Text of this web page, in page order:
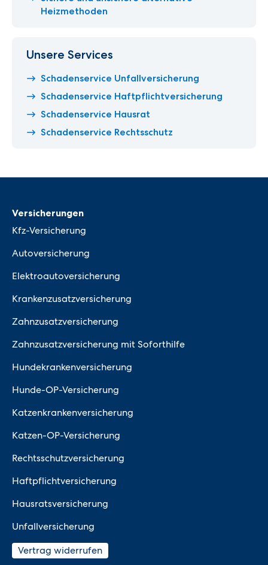
Heizmethoden
Unsere Services
Schadenservice Unfallversicherung
Schadenservice Haftpflichtversicherung
Schadenservice Hausrat
Schadenservice Rechtsschutz
Versicherungen
Kfz-Versicherung
Autoversicherung
Elektroautoversicherung
Krankenzusatzversicherung
Zahnzusatzversicherung
Zahnzusatzversicherung mit Soforthilfe
Hundekrankenversicherung
Hunde-OP-Versicherung
Katzenkrankenversicherung
Katzen-OP-Versicherung
Rechtsschutzversicherung
Haftpflichtversicherung
Hausratsversicherung
Unfallversicherung
Vertrag widerrufen